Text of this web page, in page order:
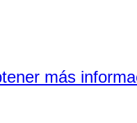
más